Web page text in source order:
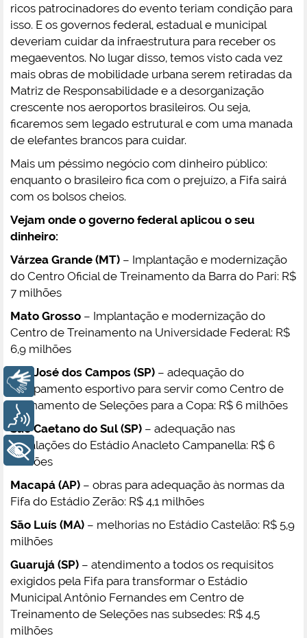
ricos patrocinadores do evento teriam condição para
isso. E os governos federal, estadual e municipal
deveriam cuidar da infraestrutura para receber os
megaeventos. No lugar disso, temos visto cada vez
mais obras de mobilidade urbana serem retiradas da
Matriz de Responsabilidade e a desorganização
crescente nos aeroportos brasileiros. Ou seja,
ficaremos sem legado estrutural e com uma manada
de elefantes brancos para cuidar.
Mais um péssimo negócio com dinheiro público:
enquanto o brasileiro fica com o prejuízo, a Fifa sairá
com os bolsos cheios.
Vejam onde o governo federal aplicou o seu
dinheiro:
Várzea Grande (MT) – Implantação e modernização
do Centro Oficial de Treinamento da Barra do Pari: R$
7 milhões
Mato Grosso – Implantação e modernização do
Centro de Treinamento na Universidade Federal: R$
6,9 milhões
São José dos Campos (SP) – adequação do
equipamento esportivo para servir como Centro de
Treinamento de Seleções para a Copa: R$ 6 milhões
São Caetano do Sul (SP) – adequação nas
instalações do Estádio Anacleto Campanella: R$ 6
milhões
Macapá (AP) – obras para adequação às normas da
Fifa do Estádio Zerão: R$ 4,1 milhões
São Luís (MA) – melhorias no Estádio Castelão: R$ 5,9
milhões
Guarujá (SP) – atendimento a todos os requisitos
exigidos pela Fifa para transformar o Estádio
Municipal Antônio Fernandes em Centro de
Treinamento de Seleções nas subsedes: R$ 4,5
milhões
Libras
+ Acessibilidade